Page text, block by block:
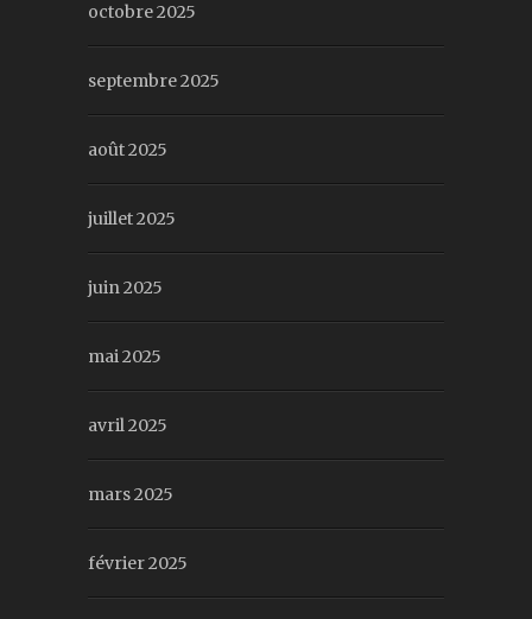
octobre 2025
septembre 2025
août 2025
juillet 2025
juin 2025
mai 2025
avril 2025
mars 2025
février 2025